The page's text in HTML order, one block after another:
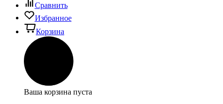
Сравнить
Избранное
Корзина
Ваша корзина пуста